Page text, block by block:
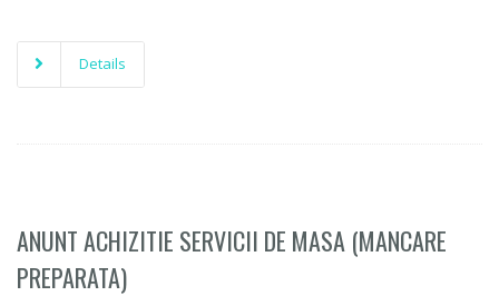
Details
ANUNT ACHIZITIE SERVICII DE MASA (MANCARE
PREPARATA)